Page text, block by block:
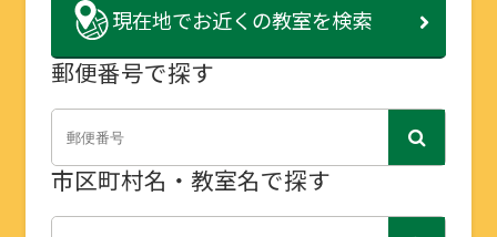
現在地でお近くの教室を検索
郵便番号で探す
市区町村名・教室名で探す